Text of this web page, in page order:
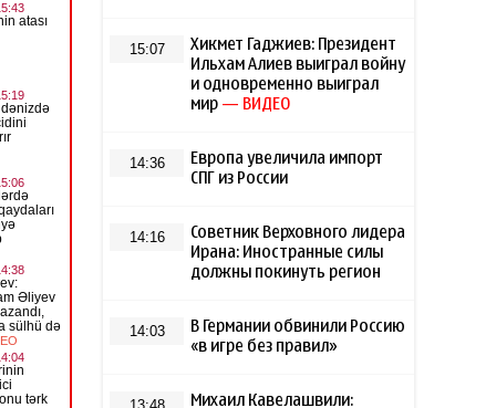
15:07
Хикмет Гаджиев: Президент
Ильхам Алиев выиграл войну
и одновременно выиграл
мир — ВИДЕО
14:36
Европа увеличила импорт
СПГ из России
14:16
Советник Верховного лидера
Ирана: Иностранные силы
должны покинуть регион
14:03
В Германии обвинили Россию
«в игре без правил»
Михаил Кавелашвили: